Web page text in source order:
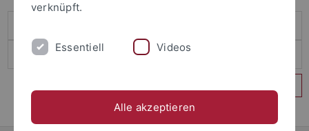
verknüpft.
Essentiell Videos
Alle akzeptieren